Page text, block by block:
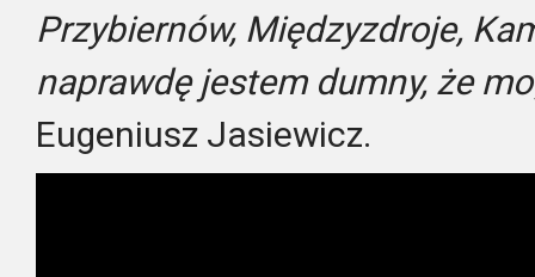
Przybiernów, Międzyzdroje,
naprawdę jestem dumny, że
Eugeniusz Jasiewicz.